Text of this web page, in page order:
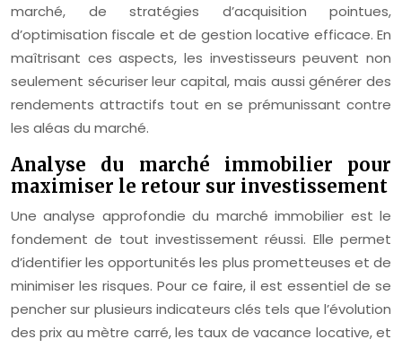
marché, de stratégies d’acquisition pointues,
d’optimisation fiscale et de gestion locative efficace. En
maîtrisant ces aspects, les investisseurs peuvent non
seulement sécuriser leur capital, mais aussi générer des
rendements attractifs tout en se prémunissant contre
les aléas du marché.
Analyse du marché immobilier pour
maximiser le retour sur investissement
Une analyse approfondie du marché immobilier est le
fondement de tout investissement réussi. Elle permet
d’identifier les opportunités les plus prometteuses et de
minimiser les risques. Pour ce faire, il est essentiel de se
pencher sur plusieurs indicateurs clés tels que l’évolution
des prix au mètre carré, les taux de vacance locative, et